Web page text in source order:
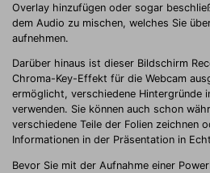
Overlay hinzufügen oder sogar
dem Audio zu mischen, welches Sie
aufnehmen.
Darüber hinaus ist dieser Bildschirm
Chroma-Key-Effekt für die Webcam
ermöglicht, verschiedene Hintergründe
verwenden. Sie können auch schon
verschiedene Teile der Folien zeichnen
Informationen in der Präsentation in
Bevor Sie mit der Aufnahme einer